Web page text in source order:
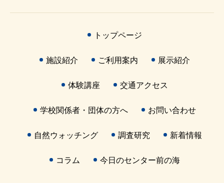
トップページ
施設紹介 ご利用案内 展示紹介
体験講座 交通アクセス
学校関係者・団体の方へ お問い合わせ
自然ウォッチング 調査研究 新着情報
コラム 今日のセンター前の海